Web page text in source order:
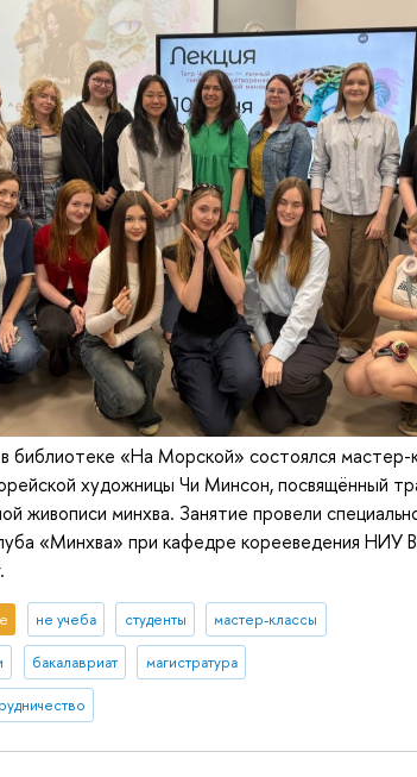
библиотеке «На Морской» состоялся мастер-
художницы Чи Минсон, посвящённый
живописи минхва. Занятие провели
«Минхва» при кафедре корееведения
не учеба студенты мастер-классы
бакалавриат магистратура